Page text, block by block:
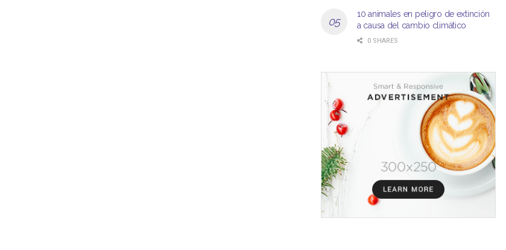
10 animales en peligro de extinción
a causa del cambio climático
0 SHARES